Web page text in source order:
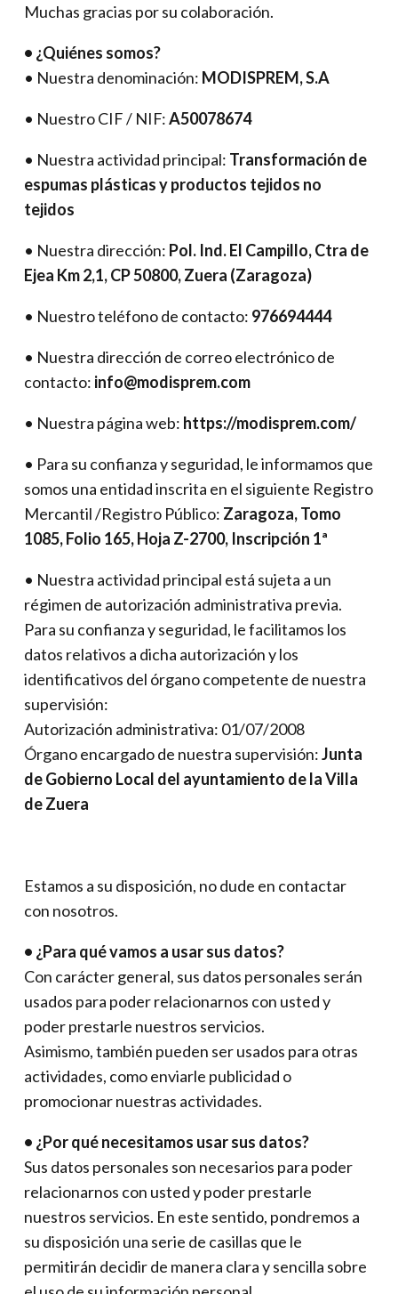
Muchas gracias por su colaboración.
• ¿Quiénes somos?
• Nuestra denominación: MODISPREM, S.A
• Nuestro CIF / NIF:A50078674
• Nuestra actividad principal: Transformación de
espumas plásticas y productos tejidos no
tejidos
• Nuestra dirección: Pol. Ind. El Campillo, Ctra de
Ejea Km 2,1, CP 50800, Zuera (Zaragoza)
• Nuestro teléfono de contacto: 976694444
• Nuestra dirección de correo electrónico de
contacto: info@modisprem.com
• Nuestra página web: https://modisprem.com/
• Para su confianza y seguridad, le informamos que
somos una entidad inscrita en el siguiente Registro
Mercantil /Registro Público: Zaragoza, Tomo
1085, Folio 165, Hoja Z-2700, Inscripción 1ª
• Nuestra actividad principal está sujeta a un
régimen de autorización administrativa previa.
Para su confianza y seguridad, le facilitamos los
datos relativos a dicha autorización y los
identificativos del órgano competente de nuestra
supervisión:
Autorización administrativa: 01/07/2008
Órgano encargado de nuestra supervisión:Junta
de Gobierno Local del ayuntamiento de la Villa
de Zuera
Estamos a su disposición, no dude en contactar
con nosotros.
• ¿Para qué vamos a usar sus datos?
Con carácter general, sus datos personales serán
usados para poder relacionarnos con usted y
poder prestarle nuestros servicios.
Asimismo, también pueden ser usados para otras
actividades, como enviarle publicidad o
promocionar nuestras actividades.
• ¿Por qué necesitamos usar sus datos?
Sus datos personales son necesarios para poder
relacionarnos con usted y poder prestarle
nuestros servicios. En este sentido, pondremos a
su disposición una serie de casillas que le
permitirán decidir de manera clara y sencilla sobre